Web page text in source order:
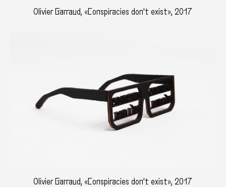
Olivier Garraud, «Conspiracies don't exist», 2017
Olivier Garraud, «Conspiracies don't exist», 2017